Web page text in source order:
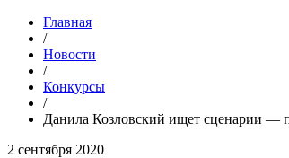
Главная
/
Новости
/
Конкурсы
/
Данила Козловский ищет сценарии —
2 сентября 2020